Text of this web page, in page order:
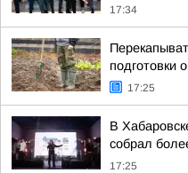
17:34
подготовки
17:25
В
собрал
17:25